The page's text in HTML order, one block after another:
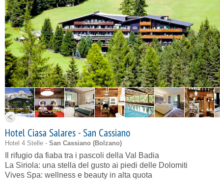
Hotel Ciasa Salares - San Cassiano
Hotel 4 Stelle - San Cassiano (Bolzano)
Il rifugio da fiaba tra i pascoli della Val Badia
La Siriola: una stella del gusto ai piedi delle Dolomiti
Vives Spa: wellness e beauty in alta quota